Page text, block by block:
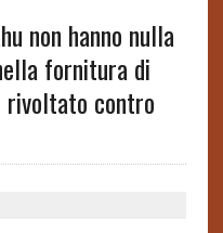
non hanno nulla
fornitura di
rivoltato contro